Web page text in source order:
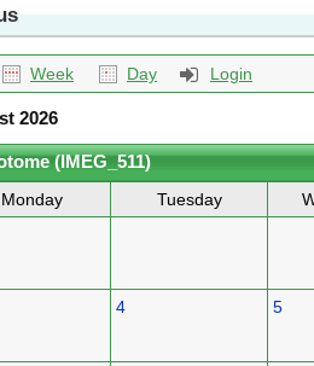
Week Day Login
2026
(IMEG_511)
Monday Tuesday
4 5